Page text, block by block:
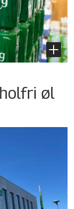
øl